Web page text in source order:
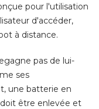
pour l'utilisation
d'accéder,
à distance.
pas de lui-
ses
une batterie en
être enlevée et